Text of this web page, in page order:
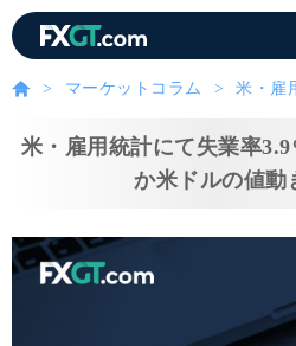
マーケットコラム 米・雇
米・雇用統計にて失業率
か米ドルの値動